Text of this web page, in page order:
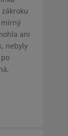
mírný
ani
nebyly